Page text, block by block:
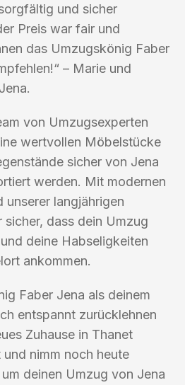
und sicher
Preis war fair und
das Umzugskönig Faber
– Marie und
von Umzugsexperten
wertvollen Möbelstücke
sicher von Jena
werden. Mit modernen
unserer langjährigen
sicher, dass dein Umzug
deine Habseligkeiten
ankommen.
Faber Jena als deinem
entspannt zurücklehnen
Zuhause in Thanet
nimm noch heute
deinen Umzug von Jena